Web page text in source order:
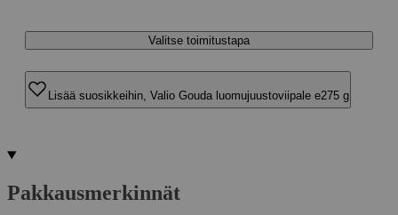
Valitse toimitustapa
Lisää suosikkeihin, Valio Gouda luomujuustoviipale e275 g
Pakkausmerkinnät